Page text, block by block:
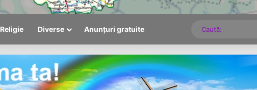
Religie Diverse Anunțuri gratuite